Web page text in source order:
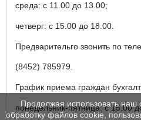
среда: с 11.00 до 13.00;
четверг: с 15.00 до 18.00.
Предварительго звонить по
(8452) 785979.
График приема граждан
понедельник-пятница: с 15.00
Продолжая использовать наш
обработку файлов cookie,